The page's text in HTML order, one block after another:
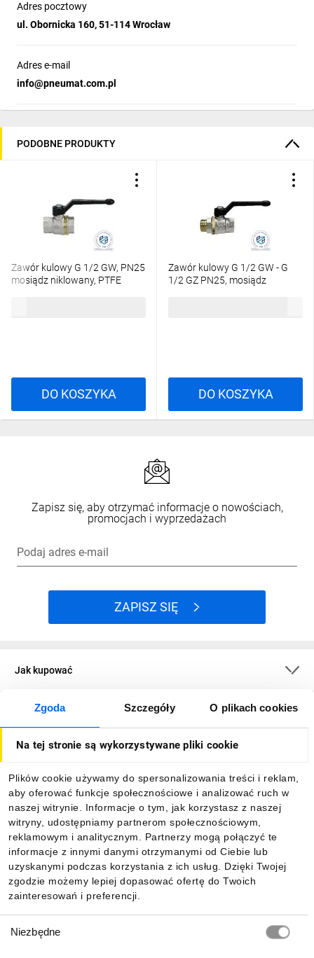
Zgoda Szczegóły O plikach cookies
Na tej stronie są wykorzystywane pliki cookie
Plików cookie używamy do spersonalizowania treści i reklam,
aby oferować funkcje społecznościowe i analizować ruch w
naszej witrynie. Informacje o tym, jak korzystasz z naszej
witryny, udostępniamy partnerom społecznościowym,
reklamowym i analitycznym. Partnerzy mogą połączyć te
informacje z innymi danymi otrzymanymi od Ciebie lub
uzyskanymi podczas korzystania z ich usług. Dzięki Twojej
zgodzie możemy lepiej dopasować ofertę do Twoich
zainteresowań i preferencji.
zgody
Niezbędne
Adres pocztowy
ul. Obornicka 160, 51-114 Wrocław
Adres e-mail
info@pneumat.com.pl
PODOBNE PRODUKTY
Zawór kulowy G 1/2 GW, PN25
mosiądz niklowany, PTFE
DO KOSZYKA
Zawór kulowy G 1/2 GW - G
1/2 GZ PN25, mosiądz
DO KOSZYKA
Zapisz się, aby otrzymać informacje o nowościach,
promocjach i wyprzedażach
Podaj adres e-mail
ZAPISZ SIĘ
Jak kupować
O firmie
Informacje
Pobierz naszą aplikację mobilną: